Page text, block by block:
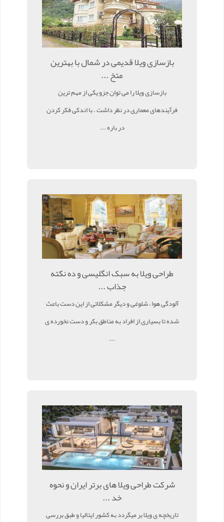
بازسازی ویلا قدیمی در شمال با بهترین
متخ ...
بازسازی ویلا را می توان جزو یکی از مهم ترین
فرآیندهای معماری در نظر داشت . با اندکی فکر کردن
در باره ...
طراحی ویلا به سبک انگلیسی و ده نکته
جذاب ...
آلودگی هوا ، شلوغی و دیگر مشکلاتی از این دست باعث
شده تا بسیاری از افراد به مناطق بکر و دست نخورده ی
...
شرکت طراحی ویلا های برتر ایران و نحوه
خد ...
تاریخچه ی ویلا بر میگردد به کشور ایتالیا و طبق بررسی